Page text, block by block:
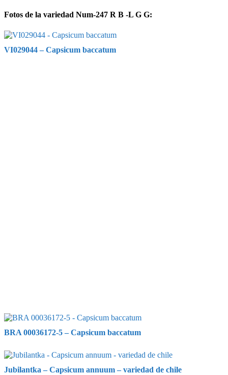
Fotos de la variedad Num-247 R B -L G G:
VI029044 – Capsicum baccatum
BRA 00036172-5 – Capsicum baccatum
Jubilantka – Capsicum annuum – variedad de chile